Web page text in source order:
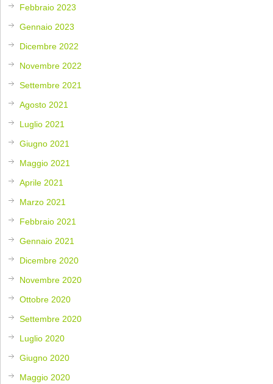
Febbraio 2023
Gennaio 2023
Dicembre 2022
Novembre 2022
Settembre 2021
Agosto 2021
Luglio 2021
Giugno 2021
Maggio 2021
Aprile 2021
Marzo 2021
Febbraio 2021
Gennaio 2021
Dicembre 2020
Novembre 2020
Ottobre 2020
Settembre 2020
Luglio 2020
Giugno 2020
Maggio 2020